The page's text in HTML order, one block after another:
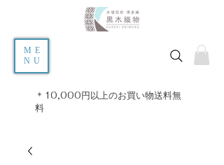
ME
NU
＊10,000円以上のお買い物送料無
料